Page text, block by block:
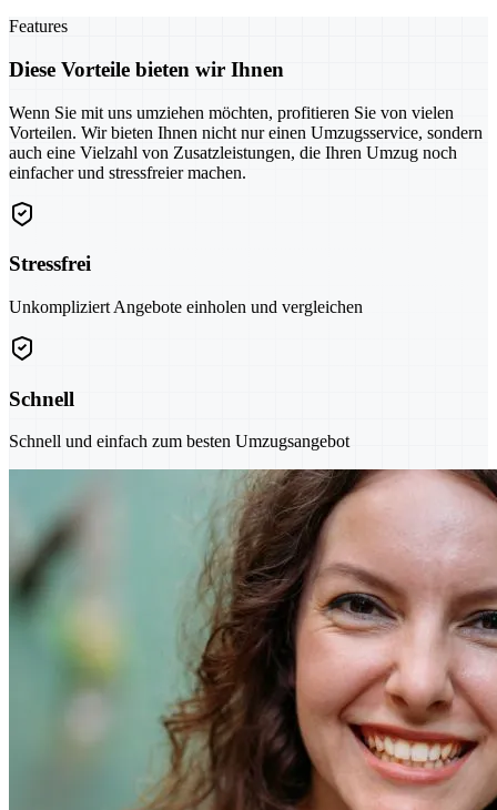
Features
Diese Vorteile bieten wir Ihnen
Wenn Sie mit uns umziehen möchten, profitieren Sie von vielen
Vorteilen. Wir bieten Ihnen nicht nur einen Umzugsservice, sondern
auch eine Vielzahl von Zusatzleistungen, die Ihren Umzug noch
einfacher und stressfreier machen.
Stressfrei
Unkompliziert Angebote einholen und vergleichen
Schnell
Schnell und einfach zum besten Umzugsangebot